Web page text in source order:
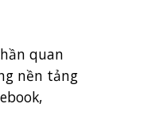
quan
nền tảng